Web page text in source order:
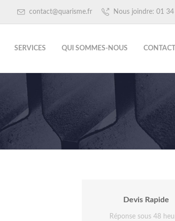
contact@quarisme.fr Nous joindre: 01
SERVICES QUI SOMMES-NOUS CONTACT
Devis Rapide
Réponse sous 48